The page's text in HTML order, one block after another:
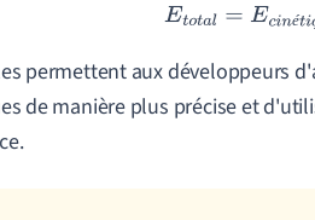
é
Etotal= Ecinétiq
permettent aux développeurs
de manière plus précise et